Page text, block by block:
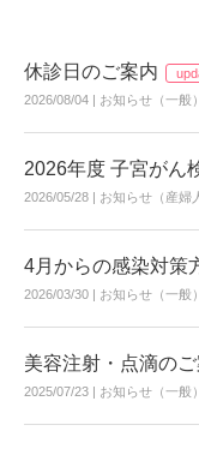
休診日のご案内
2026/08/04 | お知らせ（一般）
2026年度 子宮がん
2026/05/28 | お知らせ（産婦
4月からの感染対策
2026/03/30 | お知らせ（一般）
美容注射・点滴の
2025/07/23 | お知らせ（一般）